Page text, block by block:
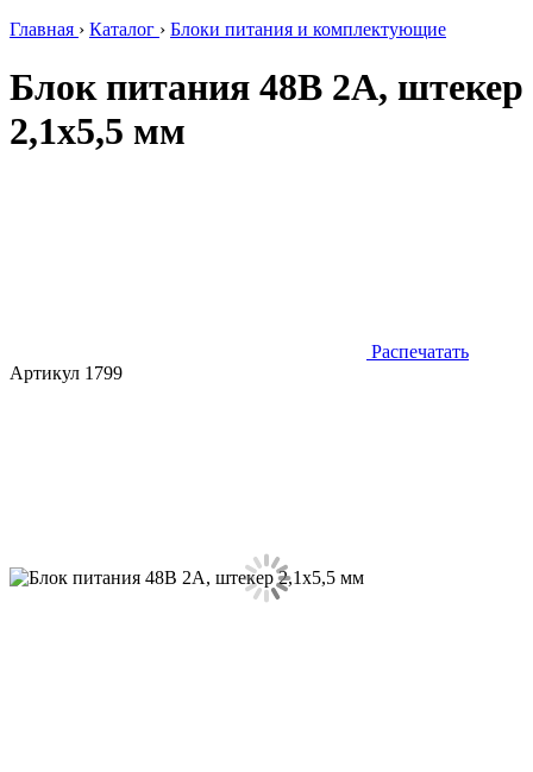
Главная › Каталог › Блоки питания и комплектующие
Блок питания 48В 2А, штекер
2,1х5,5 мм
Распечатать
Артикул 1799